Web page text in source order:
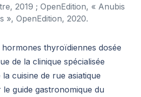
2019 ; OpenEdition, « Anubis
», OpenEdition, 2020.
hormones thyroïdiennes dosée
de la clinique spécialisée
la cuisine de rue asiatique
guide gastronomique du